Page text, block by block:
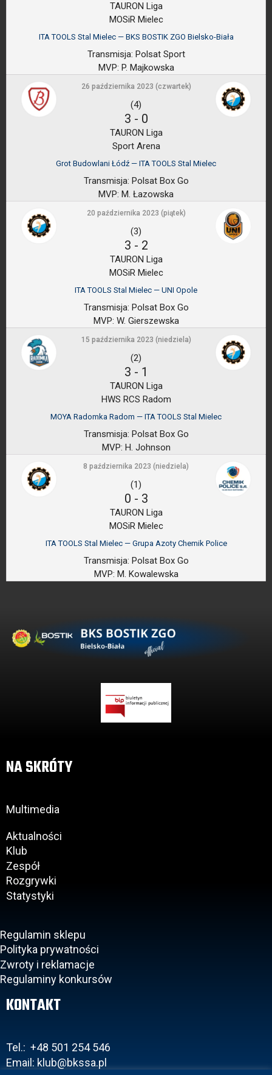
TAURON Liga
MOSiR Mielec
ITA TOOLS Stal Mielec — BKS BOSTIK ZGO Bielsko-Biała
Transmisja: Polsat Sport
MVP: P. Majkowska
26 października 2023 (czwartek)
(4)
3 - 0
TAURON Liga
Sport Arena
Grot Budowlani Łódź — ITA TOOLS Stal Mielec
Transmisja: Polsat Box Go
MVP: M. Łazowska
20 października 2023 (piątek)
(3)
3 - 2
TAURON Liga
MOSiR Mielec
ITA TOOLS Stal Mielec — UNI Opole
Transmisja: Polsat Box Go
MVP: W. Gierszewska
15 października 2023 (niedziela)
(2)
3 - 1
TAURON Liga
HWS RCS Radom
MOYA Radomka Radom — ITA TOOLS Stal Mielec
Transmisja: Polsat Box Go
MVP: H. Johnson
8 października 2023 (niedziela)
(1)
0 - 3
TAURON Liga
MOSiR Mielec
ITA TOOLS Stal Mielec — Grupa Azoty Chemik Police
Transmisja: Polsat Box Go
MVP: M. Kowalewska
NA SKRÓTY
Multimedia
Aktualności
Klub
Zespół
Rozgrywki
Statystyki
Regulamin sklepu
Polityka prywatności
Zwroty i reklamacje
Regulaminy konkursów
KONTAKT
Tel.: +48 501 254 546
Email: klub@bkssa.pl